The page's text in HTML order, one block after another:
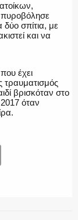
πυροβόλησε
δύο σπίτια, με
και να
έχει
τραυματισμός
βρισκόταν στο
2017 όταν